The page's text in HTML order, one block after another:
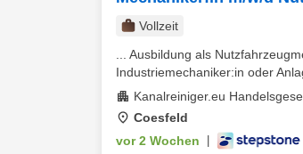
Vollzeit
... Ausbildung als
Industriemechaniker:in oder
Kanalreiniger.eu
Coesfeld
vor 2 Wochen